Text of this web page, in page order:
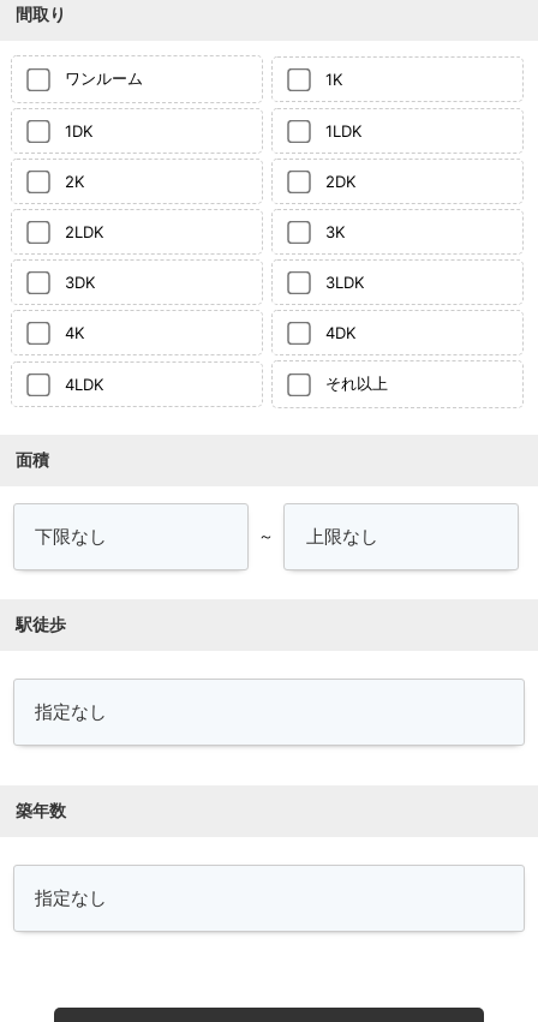
間取り
ワンルーム 1K
1DK 1LDK
2K 2DK
2LDK 3K
3DK 3LDK
4K 4DK
4LDK それ以上
面積
～
駅徒歩
築年数